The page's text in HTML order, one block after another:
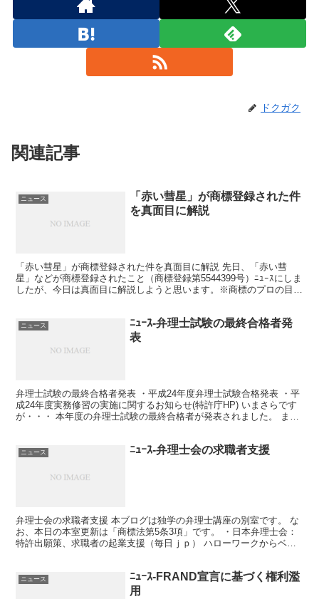
ドクガク
関連記事
ニュース
「赤い彗星」が商標登録された件
を真面目に解説
「赤い彗星」が商標登録された件を真面目に解説 先日、「赤い彗
星」などが商標登録されたこと（商標登録第5544399号）ﾆｭｰｽにしま
したが、今日は真面目に解説しようと思います。※商標のプロの目か
ニュース
ﾆｭｰｽ-弁理士試験の最終合格者発
表
弁理士試験の最終合格者発表 ・平成24年度弁理士試験合格発表 ・平
成24年度実務修習の実施に関するお知らせ(特許庁HP) いまさらです
が・・・ 本年度の弁理士試験の最終合格者が発表されました。 まず
ニュース ﾆｭｰｽ-弁理士会の求職者支援
弁理士会の求職者支援 本ブログは独学の弁理士講座の別室です。 な
お、本日の本室更新は「商標法第5条3項」です。 ・日本弁理士会：
特許出願策、求職者の起業支援（毎日ｊｐ） ハローワークからベン
ニュース
ﾆｭｰｽ-FRAND宣言に基づく権利濫
用